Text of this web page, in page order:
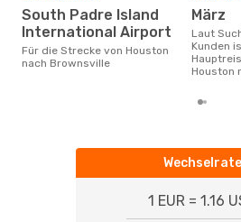
South Padre Island
International Airport
Für die Strecke von Houston
nach Brownsville
März
Laut Suchanfragen unserer
Kunden
Houston
Wechselrate
1 EUR = 1.16